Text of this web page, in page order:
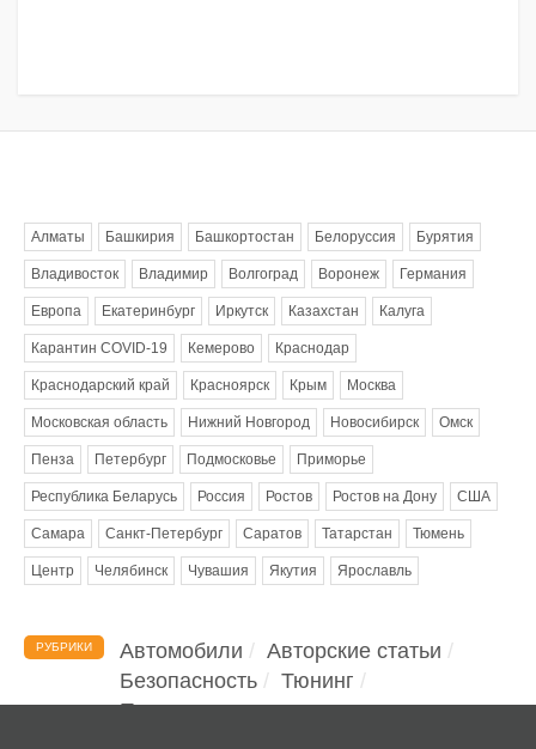
Алматы Башкирия Башкортостан Белоруссия Бурятия
Владивосток Владимир Волгоград Воронеж Германия
Европа Екатеринбург Иркутск Казахстан Калуга
Карантин COVID-19 Кемерово Краснодар
Краснодарский край Красноярск Крым Москва
Московская область Нижний Новгород Новосибирск Омск
Пенза Петербург Подмосковье Приморье
Республика Беларусь Россия Ростов Ростов на Дону США
Самара Санкт-Петербург Саратов Татарстан Тюмень
Центр Челябинск Чувашия Якутия Ярославль
РУБРИКИ Автомобили
Авторские статьи
Безопасность
Тюнинг
Помощь водителю